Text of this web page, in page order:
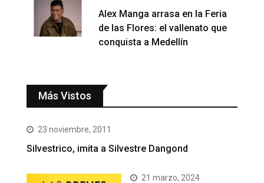
Alex Manga arrasa en la Feria
de las Flores: el vallenato que
conquista a Medellín
Más Vistos
23 noviembre, 2011
Silvestrico, imita a Silvestre Dangond
21 marzo, 2024